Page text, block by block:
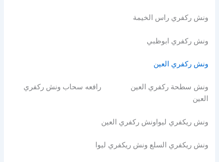
ونش ركفري راس الخيمة
ونش ركفري ابوظبي
ونش ركفري العين
ونش سطحة ركفري العين رافعه سحاب ونش ركفري
العين
ونش ريكفري ليواونش ركفري العين
ونش ريكفري السلع ونش ريكفري ليوا